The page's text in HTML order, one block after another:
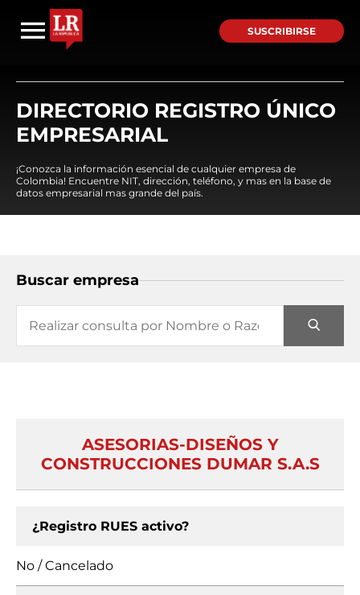
SUSCRIBIRSE
DIRECTORIO REGISTRO ÚNICO
EMPRESARIAL
¡Conozca la información esencial de cualquier empresa de
Colombia! Encuentre NIT, dirección, teléfono, y mas en la base de
datos empresarial mas grande del país.
Buscar empresa
ASESORIAS-DISEÑOS Y
CONSTRUCCIONES DUMAR S.A.S
¿Registro RUES activo?
No / Cancelado